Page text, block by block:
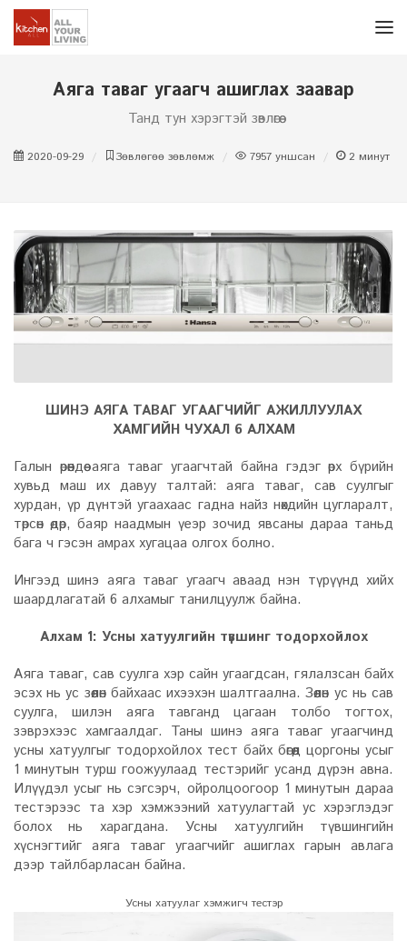
Аяга таваг угаагч ашиглах заавар
Танд тун хэрэгтэй зөвлөгөө
2020-09-29 Зөвлөгөө зөвлөмж 7957 уншсан 2 минут
ШИНЭ АЯГА ТАВАГ УГААГЧИЙГ АЖИЛЛУУЛАХ
ХАМГИЙН ЧУХАЛ 6 АЛХАМ
Галын өрөөндөө аяга таваг угаагчтай байна гэдэг өрх бүрийн
хувьд маш их давуу талтай: аяга таваг, сав суулгыг
хурдан, үр дүнтэй угаахаас гадна найз нөхдийн цугларалт,
төрсөн өдөр, баяр наадмын үеэр зочид явсаны дараа таньд
бага ч гэсэн амрах хугацаа олгох болно.
Ингээд шинэ аяга таваг угаагч аваад нэн түрүүнд хийх
шаардлагатай 6 алхамыг танилцуулж байна.
Алхам 1: Усны хатуулгийн түвшинг тодорхойлох
Аяга таваг, сав суулга хэр сайн угаагдсан, гялалзсан байх
эсэх нь ус зөөлөн байхаас ихээхэн шалтгаална. Зөөлөн ус нь сав
суулга, шилэн аяга тавганд цагаан толбо тогтох,
зэврэхээс хамгаалдаг. Таны шинэ аяга таваг угаагчинд
усны хатуулгыг тодорхойлох тест байх бөгөөд цоргоны усыг
1 минутын турш гоожуулаад тестэрийг усанд дүрэн авна.
Илүүдэл усыг нь сэгсэрч, ойролцоогоор 1 минутын дараа
тестэрээс та хэр хэмжээний хатуулагтай ус хэрэглэдэг
болох нь харагдана. Усны хатуулгийн түвшингийн
хүснэгтийг аяга таваг угаагчийг ашиглах гарын авлага
дээр тайлбарласан байна.
Усны хатуулаг хэмжигч тестэр